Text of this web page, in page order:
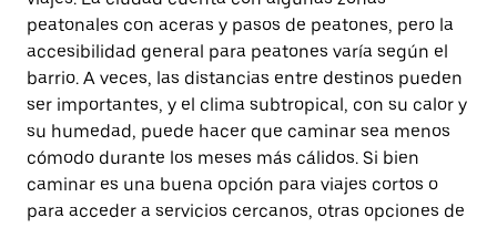
peatonales con aceras y pasos de peatones, pero la
accesibilidad general para peatones varía según el
barrio. A veces, las distancias entre destinos pueden
ser importantes, y el clima subtropical, con su calor y
su humedad, puede hacer que caminar sea menos
cómodo durante los meses más cálidos. Si bien
caminar es una buena opción para viajes cortos o
para acceder a servicios cercanos, otras opciones de